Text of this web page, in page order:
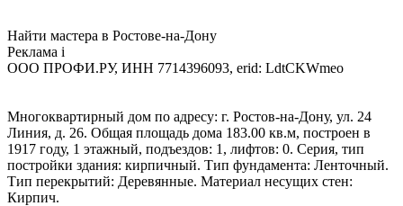
Найти мастера в Ростове-на-Дону
Реклама i
ООО ПРОФИ.РУ, ИНН 7714396093, erid: LdtCKWmeo
Многоквартирный дом по адресу: г. Ростов-на-Дону, ул. 24
Линия, д. 26. Общая площадь дома 183.00 кв.м, построен в
1917 году, 1 этажный, подъездов: 1, лифтов: 0. Серия, тип
постройки здания: кирпичный. Тип фундамента: Ленточный.
Тип перекрытий: Деревянные. Материал несущих стен:
Кирпич.